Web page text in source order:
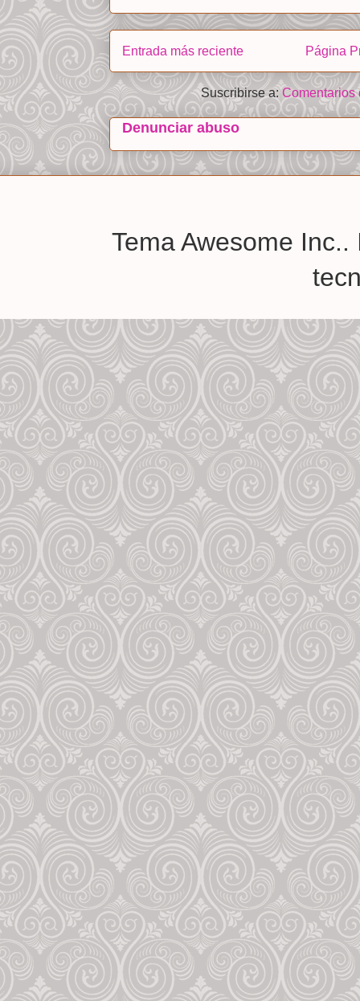
Entrada más reciente Página
Suscribirse a:Comentarios
Denunciar abuso
Tema Awesome